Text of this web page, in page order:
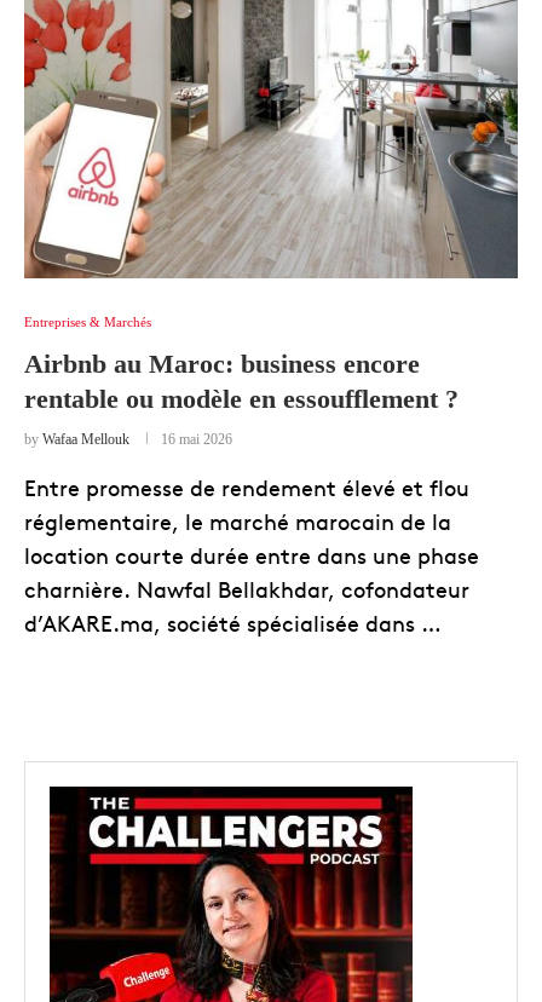
Entreprises & Marchés
Airbnb au Maroc: business encore
rentable ou modèle en essoufflement ?
by Wafaa Mellouk 16 mai 2026
Entre promesse de rendement élevé et flou
réglementaire, le marché marocain de la
location courte durée entre dans une phase
charnière. Nawfal Bellakhdar, cofondateur
d’AKARE.ma, société spécialisée dans …